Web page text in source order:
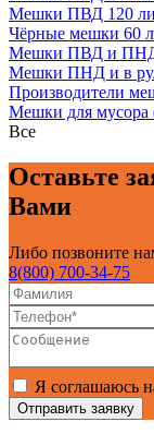
Мешки ПВД 120
Чёрные мешки 60
Мешки ПВД и ПНД
Мешки ПНД и в
Производители
Мешки для мусора
Все
Оставьте
Вами
Либо позвоните
8(800) 700-34-75
Я соглашаюсь